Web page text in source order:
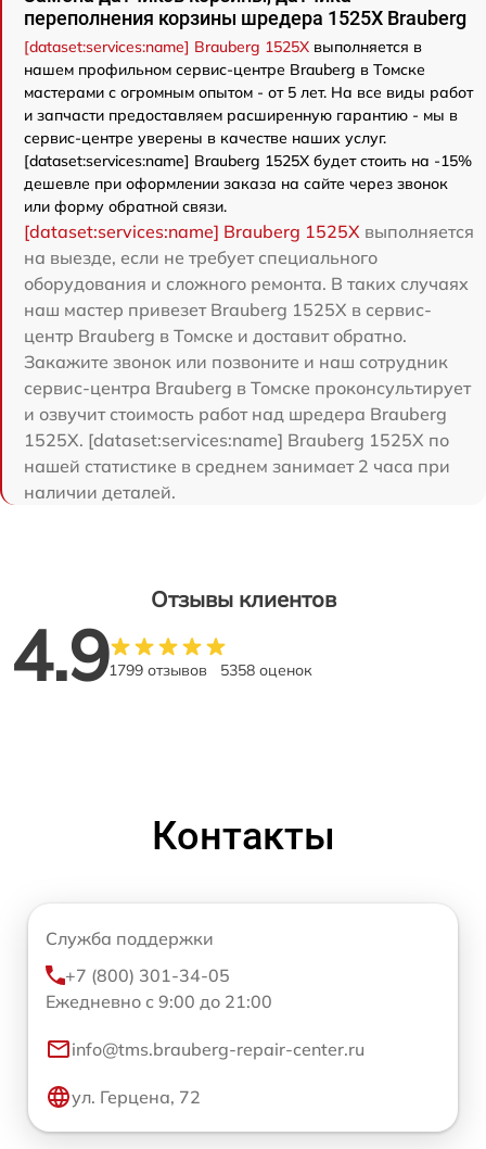
переполнения корзины шредера 1525X Brauberg
[dataset:services:name] Brauberg 1525X выполняется в
нашем профильном сервис-центре Brauberg в Томске
мастерами с огромным опытом - от 5 лет. На все виды работ
и запчасти предоставляем расширенную гарантию - мы в
сервис-центре уверены в качестве наших услуг.
[dataset:services:name] Brauberg 1525X будет стоить на -15%
дешевле при оформлении заказа на сайте через звонок
или форму обратной связи.
[dataset:services:name] Brauberg 1525X выполняется
на выезде, если не требует специального
оборудования и сложного ремонта. В таких случаях
наш мастер привезет Brauberg 1525X в сервис-
центр Brauberg в Томске и доставит обратно.
Закажите звонок или позвоните и наш сотрудник
сервис-центра Brauberg в Томске проконсультирует
и озвучит стоимость работ над шредера Brauberg
1525X. [dataset:services:name] Brauberg 1525X по
нашей статистике в среднем занимает 2 часа при
наличии деталей.
Отзывы клиентов
4.91799 отзывов 5358 оценок
Контакты
Служба поддержки
+7 (800) 301-34-05
Ежедневно с 9:00 до 21:00
info@tms.brauberg-repair-center.ru
ул. Герцена, 72